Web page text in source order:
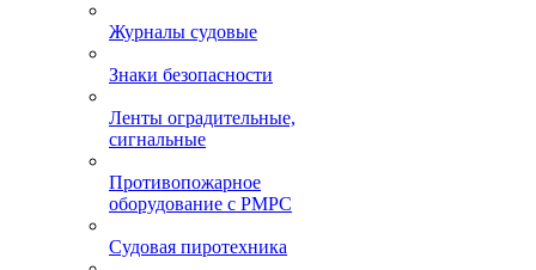
Журналы судовые
Знаки безопасности
Ленты оградительные,
сигнальные
Противопожарное
оборудование с РМРС
Судовая пиротехника